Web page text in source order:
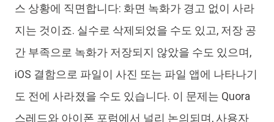
스 상황에 직면합니다: 화면 녹화가 경고 없이 사라
지는 것이죠. 실수로 삭제되었을 수도 있고, 저장 공
간 부족으로 녹화가 저장되지 않았을 수도 있으며,
iOS 결함으로 파일이 사진 또는 파일 앱에 나타나기
도 전에 사라졌을 수도 있습니다. 이 문제는 Quora
스레드와 아이폰 포럼에서 널리 논의되며, 사용자